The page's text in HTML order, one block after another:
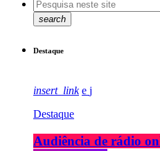
search
Destaque
insert_link
Destaque
Audiência de rádio